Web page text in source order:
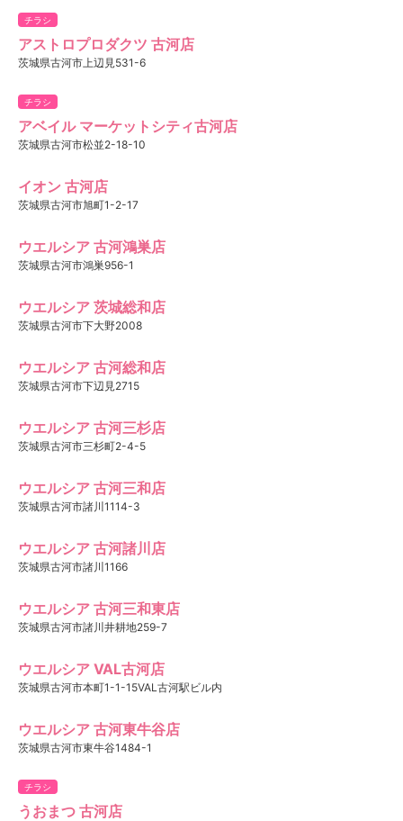
チラシ
アストロプロダクツ 古河店
茨城県古河市上辺見531-6
チラシ
アベイル マーケットシティ古河店
茨城県古河市松並2-18-10
イオン 古河店
茨城県古河市旭町1-2-17
ウエルシア 古河鴻巣店
茨城県古河市鴻巣956-1
ウエルシア 茨城総和店
茨城県古河市下大野2008
ウエルシア 古河総和店
茨城県古河市下辺見2715
ウエルシア 古河三杉店
茨城県古河市三杉町2-4-5
ウエルシア 古河三和店
茨城県古河市諸川1114-3
ウエルシア 古河諸川店
茨城県古河市諸川1166
ウエルシア 古河三和東店
茨城県古河市諸川井耕地259-7
ウエルシア VAL古河店
茨城県古河市本町1-1-15VAL古河駅ビル内
ウエルシア 古河東牛谷店
茨城県古河市東牛谷1484-1
チラシ
うおまつ 古河店